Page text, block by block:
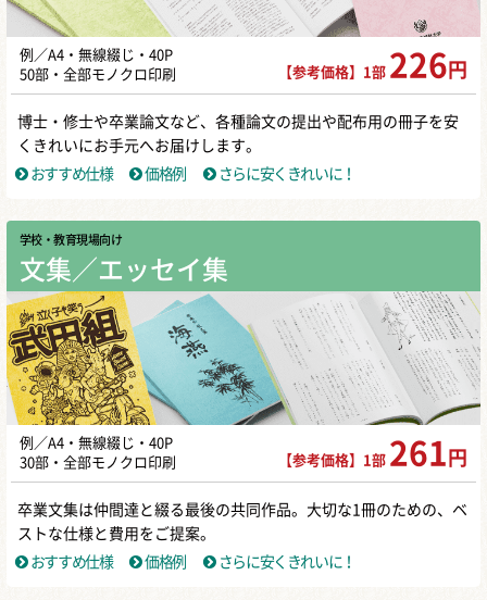
例／A4・無線綴じ・40P
50部・全部モノクロ印刷
【参考価格】1部 226 円
博士・修士や卒業論文など、各種論文の提出や配布用の冊子を安
くきれいにお手元へお届けします。
おすすめ仕様
価格例 さらに安くきれいに！
学校・教育現場向け
文集／エッセイ集
例／A4・無線綴じ・40P
30部・全部モノクロ印刷
【参考価格】1部 261 円
卒業文集は仲間達と綴る最後の共同作品。大切な1冊のための、ベ
ストな仕様と費用をご提案。
おすすめ仕様
価格例 さらに安くきれいに！